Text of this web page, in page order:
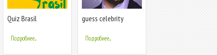
Quiz Brasil
Подробнее...
guess celebrity
Подробнее...